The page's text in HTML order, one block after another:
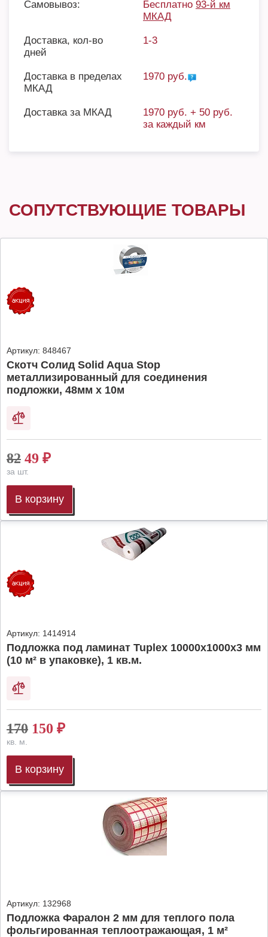
Самовывоз: Бесплатно 93-й км
МКАД
Доставка, кол-во
дней
1-3
Доставка в пределах
МКАД
1970 руб.
Доставка за МКАД
1970 руб. + 50 руб.
за каждый км
СОПУТСТВУЮЩИЕ ТОВАРЫ
Артикул: 848467
Скотч Солид Solid Aqua Stop
металлизированный для соединения
подложки, 48мм х 10м
82 49 ₽
за шт.
В корзину
Артикул: 1414914
Подложка под ламинат Tuplex 10000x1000x3 мм
(10 м² в упаковке), 1 кв.м.
170 150 ₽
кв. м.
В корзину
Артикул: 132968
Подложка Фаралон 2 мм для теплого пола
фольгированная теплоотражающая, 1 м²